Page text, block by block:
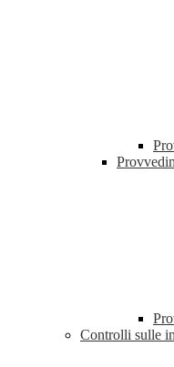
Controlli sulle